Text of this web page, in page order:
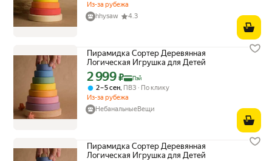
Из-за рубежа
hhysaw
4.3
Пирамидка Сортер Деревянная
Логическая Игрушка для Детей
Цена с картой Яндекс Пэй 2999 ₽ вместо
2 999₽ Пэй
2 – 5 сен, ПВЗ
По клику
Из-за рубежа
НебанальныеВещи
Пирамидка Сортер Деревянная
Логическая Игрушка для Детей